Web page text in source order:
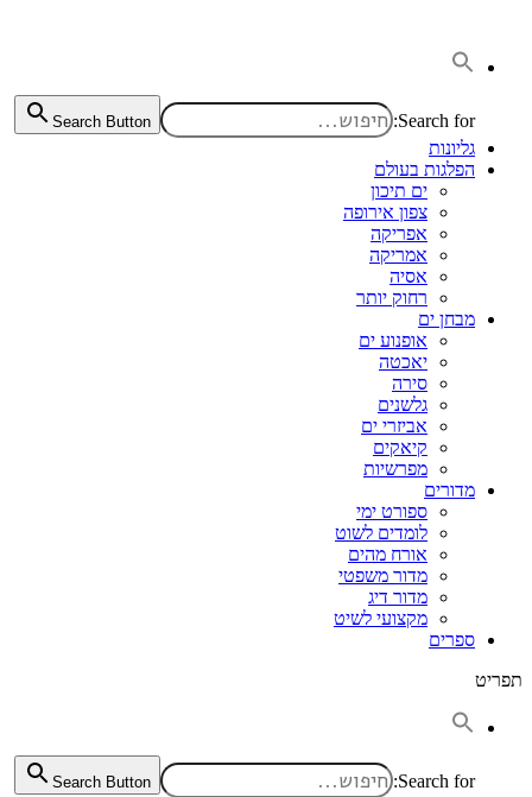
Search for:
Search Button
גליונות
הפלגות בעולם
ים תיכון
צפון אירופה
אפריקה
אמריקה
אסיה
רחוק יותר
מבחן ים
אופנוע ים
יאכטה
סירה
גלשנים
אביזרי ים
קיאקים
מפרשיות
מדורים
ספורט ימי
לומדים לשוט
אורח מהים
מדור משפטי
מדור דיג
מקצועי לשיט
ספרים
תפריט
Search for:
Search Button